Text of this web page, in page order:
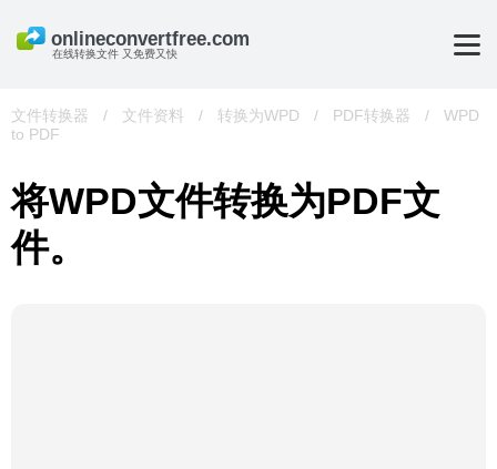
在线转换文件 又免费又快
文件转换器 / 文件资料 / 转换为WPD / PDF转换器 /
WPD
to PDF
将WPD文件转换为PDF文
件。